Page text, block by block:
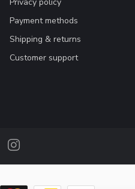
Payment methods
Shipping & returns
Customer support